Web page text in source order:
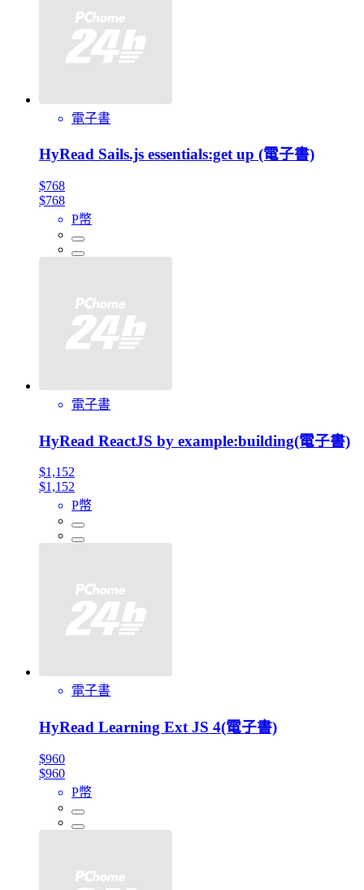
電子書
HyRead Sails.js essentials:get up (電子書)
$768
$768
P幣
電子書
HyRead ReactJS by example:building(電子書)
$1,152
$1,152
P幣
電子書
HyRead Learning Ext JS 4(電子書)
$960
$960
P幣